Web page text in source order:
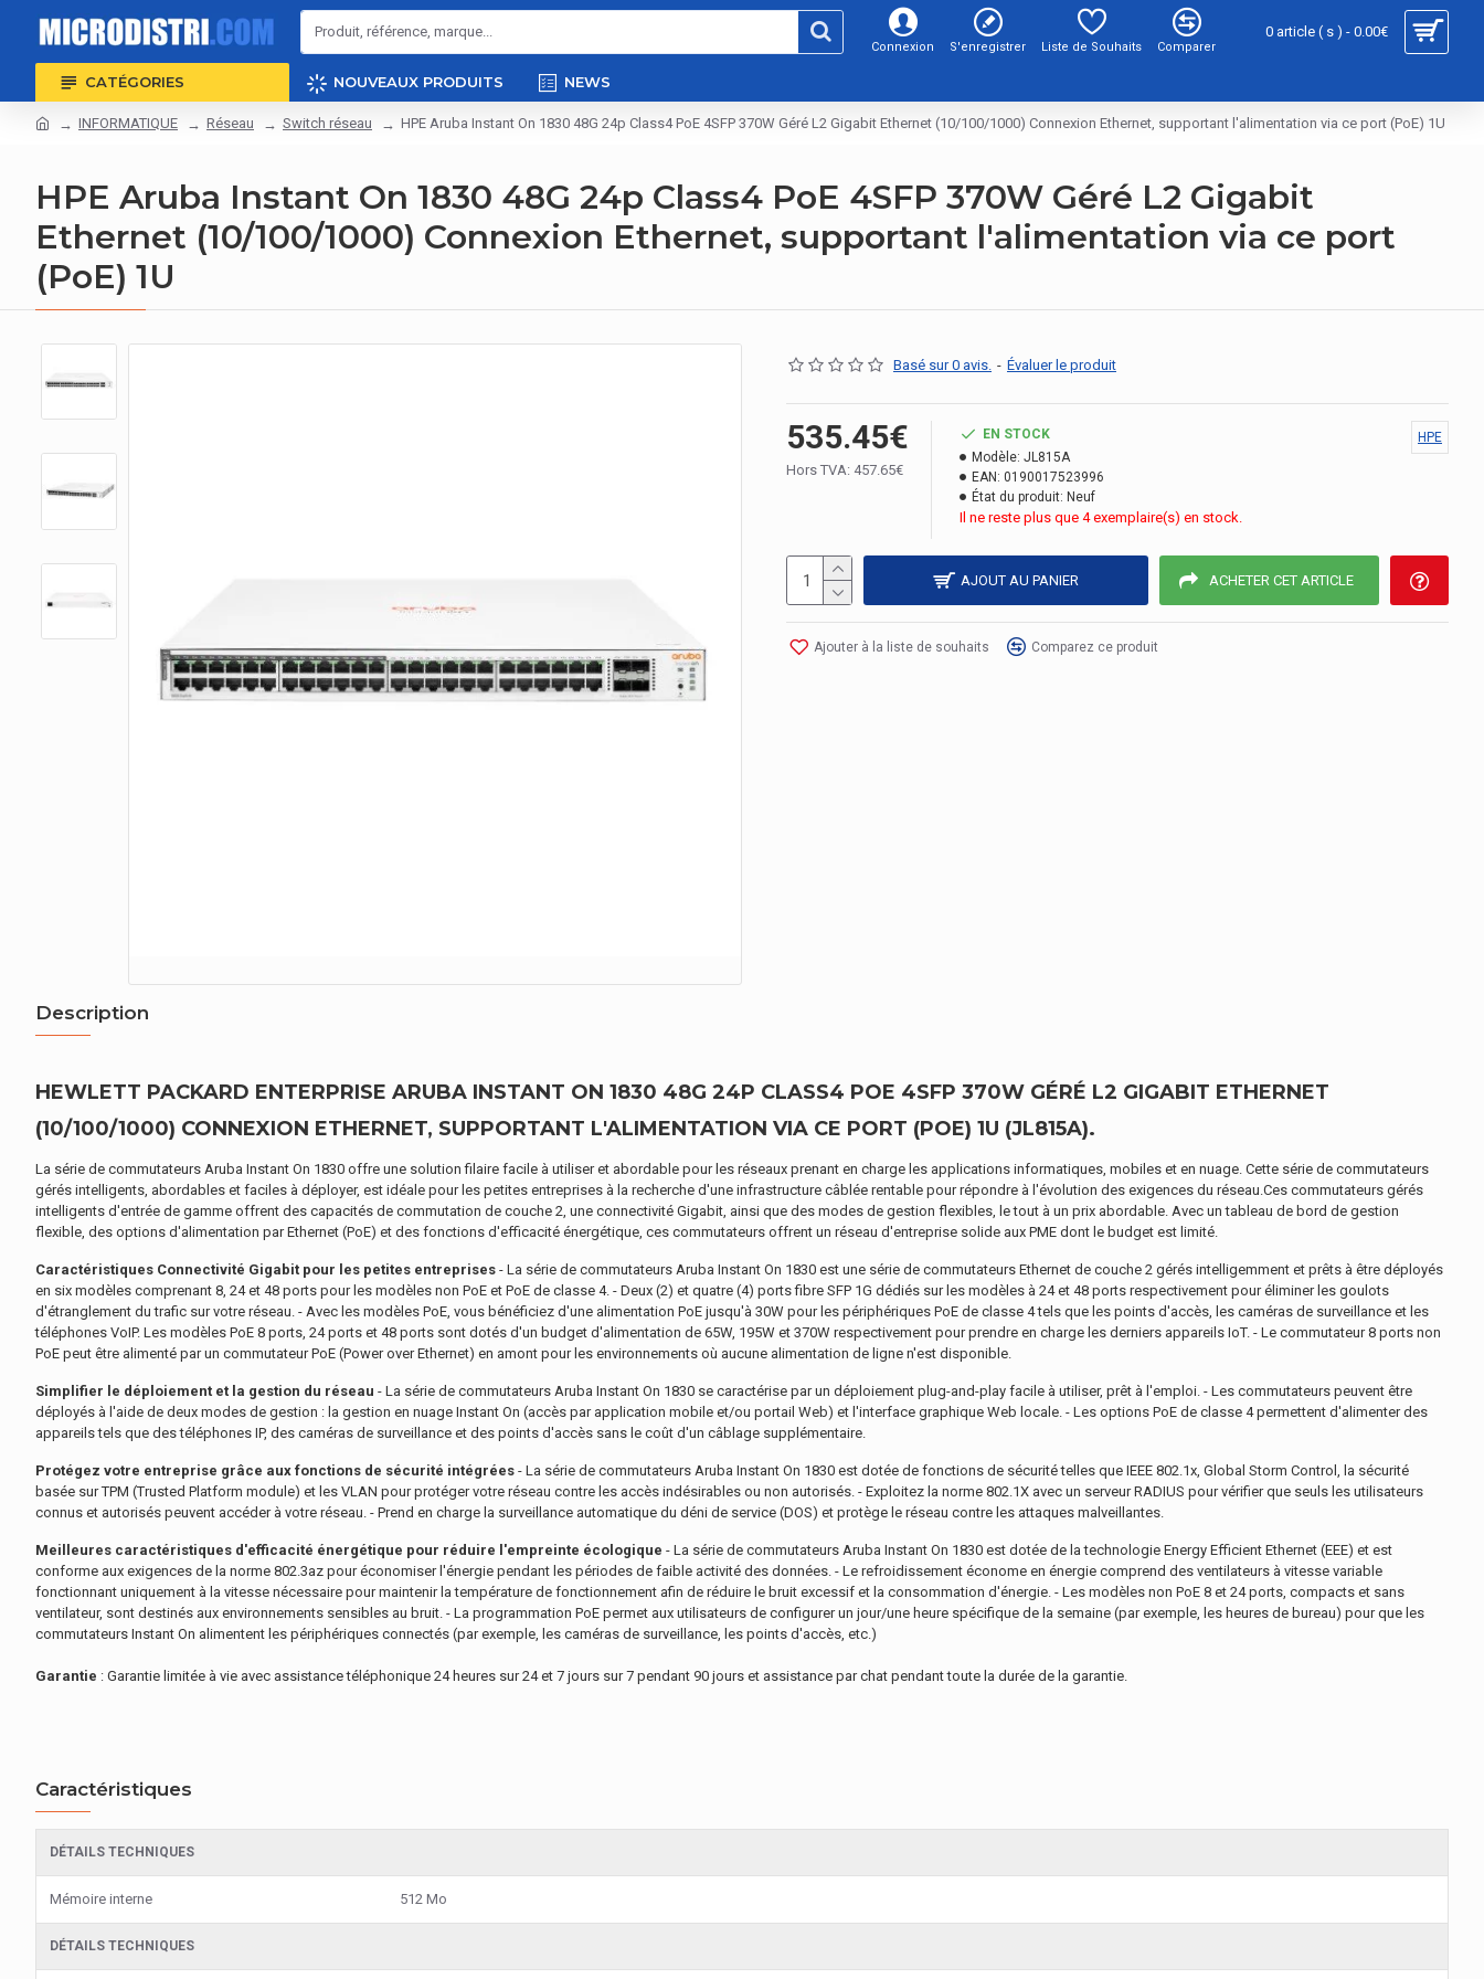
Connexion S'enregistrer Liste de Souhaits Comparer
0 article ( s ) - 0.00€
CATÉGORIES NOUVEAUX PRODUITS NEWS
INFORMATIQUE Réseau Switch réseau HPE Aruba Instant On 1830 48G 24p Class4 PoE 4SFP 370W Géré L2 Gigabit Ethernet (10/100/1000) Connexion Ethernet, supportant l'alimentation via ce port (PoE) 1U
HPE Aruba Instant On 1830 48G 24p Class4 PoE 4SFP 370W Géré L2 Gigabit
Ethernet (10/100/1000) Connexion Ethernet, supportant l'alimentation via ce port
(PoE) 1U
Basé sur 0 avis. - Évaluer le produit
535.45€
Hors TVA: 457.65€
EN STOCK
Modèle: JL815A
EAN: 0190017523996
État du produit: Neuf
HPE
Il ne reste plus que 4 exemplaire(s) en stock.
AJOUT AU PANIER ACHETER CET ARTICLE
Ajouter à la liste de souhaits Comparez ce produit
Description
HEWLETT PACKARD ENTERPRISE ARUBA INSTANT ON 1830 48G 24P CLASS4 POE 4SFP 370W GÉRÉ L2 GIGABIT ETHERNET
(10/100/1000) CONNEXION ETHERNET, SUPPORTANT L'ALIMENTATION VIA CE PORT (POE) 1U (JL815A).
La série de commutateurs Aruba Instant On 1830 offre une solution filaire facile à utiliser et abordable pour les réseaux prenant en charge les applications informatiques, mobiles et en nuage. Cette série de commutateurs
gérés intelligents, abordables et faciles à déployer, est idéale pour les petites entreprises à la recherche d'une infrastructure câblée rentable pour répondre à l'évolution des exigences du réseau.Ces commutateurs gérés
intelligents d'entrée de gamme offrent des capacités de commutation de couche 2, une connectivité Gigabit, ainsi que des modes de gestion flexibles, le tout à un prix abordable. Avec un tableau de bord de gestion
flexible, des options d'alimentation par Ethernet (PoE) et des fonctions d'efficacité énergétique, ces commutateurs offrent un réseau d'entreprise solide aux PME dont le budget est limité.
Caractéristiques Connectivité Gigabit pour les petites entreprises - La série de commutateurs Aruba Instant On 1830 est une série de commutateurs Ethernet de couche 2 gérés intelligemment et prêts à être déployés
en six modèles comprenant 8, 24 et 48 ports pour les modèles non PoE et PoE de classe 4. - Deux (2) et quatre (4) ports fibre SFP 1G dédiés sur les modèles à 24 et 48 ports respectivement pour éliminer les goulots
d'étranglement du trafic sur votre réseau. - Avec les modèles PoE, vous bénéficiez d'une alimentation PoE jusqu'à 30W pour les périphériques PoE de classe 4 tels que les points d'accès, les caméras de surveillance et les
téléphones VoIP. Les modèles PoE 8 ports, 24 ports et 48 ports sont dotés d'un budget d'alimentation de 65W, 195W et 370W respectivement pour prendre en charge les derniers appareils IoT. - Le commutateur 8 ports non
PoE peut être alimenté par un commutateur PoE (Power over Ethernet) en amont pour les environnements où aucune alimentation de ligne n'est disponible.
Simplifier le déploiement et la gestion du réseau - La série de commutateurs Aruba Instant On 1830 se caractérise par un déploiement plug-and-play facile à utiliser, prêt à l'emploi. - Les commutateurs peuvent être
déployés à l'aide de deux modes de gestion : la gestion en nuage Instant On (accès par application mobile et/ou portail Web) et l'interface graphique Web locale. - Les options PoE de classe 4 permettent d'alimenter des
appareils tels que des téléphones IP, des caméras de surveillance et des points d'accès sans le coût d'un câblage supplémentaire.
Protégez votre entreprise grâce aux fonctions de sécurité intégrées - La série de commutateurs Aruba Instant On 1830 est dotée de fonctions de sécurité telles que IEEE 802.1x, Global Storm Control, la sécurité
basée sur TPM (Trusted Platform module) et les VLAN pour protéger votre réseau contre les accès indésirables ou non autorisés. - Exploitez la norme 802.1X avec un serveur RADIUS pour vérifier que seuls les utilisateurs
connus et autorisés peuvent accéder à votre réseau. - Prend en charge la surveillance automatique du déni de service (DOS) et protège le réseau contre les attaques malveillantes.
Meilleures caractéristiques d'efficacité énergétique pour réduire l'empreinte écologique - La série de commutateurs Aruba Instant On 1830 est dotée de la technologie Energy Efficient Ethernet (EEE) et est
conforme aux exigences de la norme 802.3az pour économiser l'énergie pendant les périodes de faible activité des données. - Le refroidissement économe en énergie comprend des ventilateurs à vitesse variable
fonctionnant uniquement à la vitesse nécessaire pour maintenir la température de fonctionnement afin de réduire le bruit excessif et la consommation d'énergie. - Les modèles non PoE 8 et 24 ports, compacts et sans
ventilateur, sont destinés aux environnements sensibles au bruit. - La programmation PoE permet aux utilisateurs de configurer un jour/une heure spécifique de la semaine (par exemple, les heures de bureau) pour que les
commutateurs Instant On alimentent les périphériques connectés (par exemple, les caméras de surveillance, les points d'accès, etc.)
Garantie : Garantie limitée à vie avec assistance téléphonique 24 heures sur 24 et 7 jours sur 7 pendant 90 jours et assistance par chat pendant toute la durée de la garantie.
Caractéristiques
DÉTAILS TECHNIQUES
Mémoire interne 512 Mo
DÉTAILS TECHNIQUES